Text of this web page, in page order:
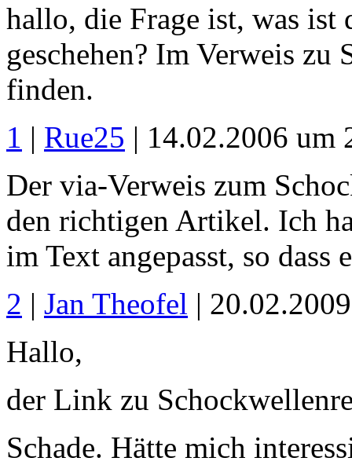
hallo, die Frage ist, was
geschehen? Im Verweis
finden.
1 | Rue25 | 14.02.2006 um
Der via-Verweis zum
den richtigen Artikel. Ich
im Text angepasst, so dass
2 | Jan Theofel |
Hallo,
der Link zu
Schade. Hätte mich